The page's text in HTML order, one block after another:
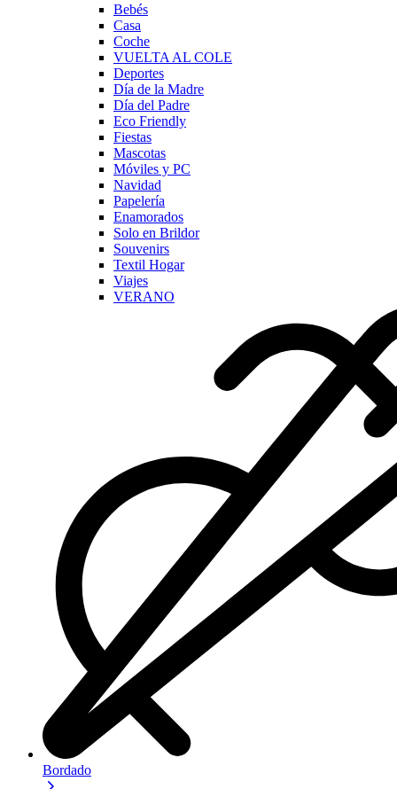
Bebés
Casa
Coche
VUELTA AL COLE
Deportes
Día de la Madre
Día del Padre
Eco Friendly
Fiestas
Mascotas
Móviles y PC
Navidad
Papelería
Enamorados
Solo en Brildor
Souvenirs
Textil Hogar
Viajes
VERANO
Bordado